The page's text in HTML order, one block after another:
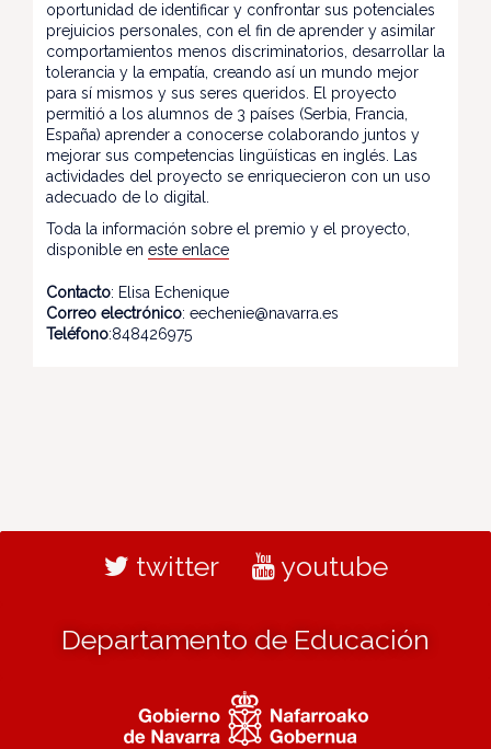
oportunidad de identificar y confrontar sus potenciales
prejuicios personales, con el fin de aprender y asimilar
comportamientos menos discriminatorios, desarrollar la
tolerancia y la empatía, creando así un mundo mejor
para sí mismos y sus seres queridos. El proyecto
permitió a los alumnos de 3 países (Serbia, Francia,
España) aprender a conocerse colaborando juntos y
mejorar sus competencias lingüísticas en inglés. Las
actividades del proyecto se enriquecieron con un uso
adecuado de lo digital.
Toda la información sobre el premio y el proyecto,
disponible en este enlace
Contacto: Elisa Echenique
Correo electrónico: eechenie@navarra.es
Teléfono:848426975
twitter youtube
Departamento de Educación